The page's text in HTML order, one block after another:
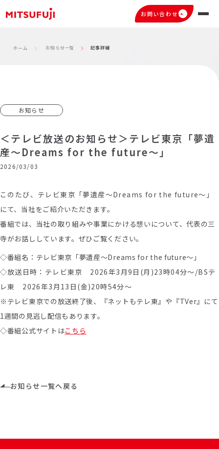
お問い合わせ
ホーム お知らせ一覧 記事詳細
お知らせ
＜テレビ放送のお知らせ＞テレビ東京「夢遺
産～Dreams for the future～」
2026/03/03
このたび、テレビ東京「夢遺産～Dreams for the future～ 」
にて、 当社をご紹介いただきます。
番組では、当社の取り組みや事業にかける想いについて、代表の三
寺がお話ししています。ぜひご覧ください。
◇番組名： テレビ東京「夢遺産～Dreams for the future～」
◇放送日時：テレビ東京 2026年3 月9日(月)23時04分〜/BSテ
レ東 2026年3月13日(金)20時54分〜
※テレビ東京での放送終了後、『ネットもテレ東』や『TVer』にて
1週間の見逃し配信もあります。
◇番組公式サイトはこちら
お知らせ一覧へ戻る